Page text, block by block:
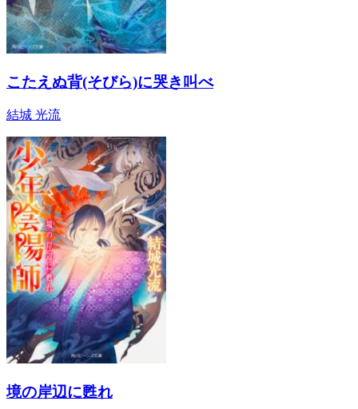
こたえぬ背(そびら)に哭き叫べ
結城 光流
境の岸辺に甦れ